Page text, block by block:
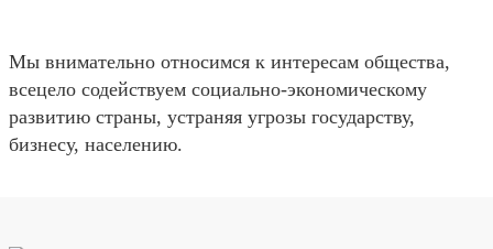
Мы внимательно относимся к интересам общества,
всецело содействуем социально-экономическому
развитию страны, устраняя угрозы государству,
бизнесу, населению.